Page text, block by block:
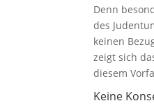
Denn
des
keinen
zeigt sich
diesem
Keine